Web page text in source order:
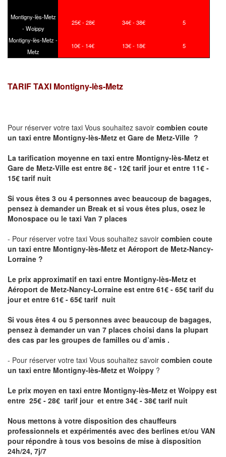
Montigny-lès-Metz
- Woippy
25€ - 28€ 34€ - 38€ 5
Montigny-lès-Metz -
Metz
10€ - 14€ 13€ - 18€ 5
TARIF TAXI Montigny-lès-Metz
Pour réserver votre taxi Vous souhaitez savoir combien coute
un taxi entre Montigny-lès-Metz et Gare de Metz-Ville ?
La tarification moyenne en taxi entre Montigny-lès-Metz et
Gare de Metz-Ville est entre 8€ - 12€ tarif jour et entre 11€ -
15€ tarif nuit
Si vous êtes 3 ou 4 personnes avec beaucoup de bagages,
pensez à demander un Break et si vous êtes plus, osez le
Monospace ou le taxi Van 7 places
- Pour réserver votre taxi Vous souhaitez savoir combien coute
un taxi entre Montigny-lès-Metz et Aéroport de Metz-Nancy-
Lorraine ?
Le prix approximatif en taxi entre Montigny-lès-Metz et
Aéroport de Metz-Nancy-Lorraine est entre 61€ - 65€ tarif du
jour et entre 61€ - 65€ tarif nuit
Si vous êtes 4 ou 5 personnes avec beaucoup de bagages,
pensez à demander un van 7 places choisi dans la plupart
des cas par les groupes de familles ou d’amis .
- Pour réserver votre taxi Vous souhaitez savoir combien coute
un taxi entre Montigny-lès-Metz et Woippy ?
Le prix moyen en taxi entre Montigny-lès-Metz et Woippy est
entre 25€ - 28€ tarif jour et entre 34€ - 38€ tarif nuit
Nous mettons à votre disposition des chauffeurs
professionnels et expérimentés avec des berlines et/ou VAN
pour répondre à tous vos besoins de mise à disposition
24h/24, 7j/7